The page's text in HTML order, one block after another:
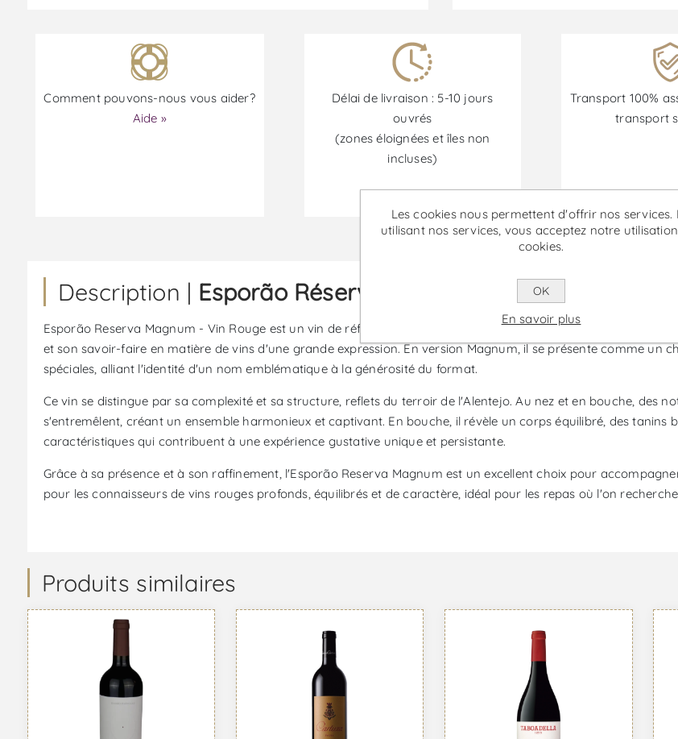
Comment pouvons-nous vous aider?
Aide »
Délai de livraison : 5-10 jours
ouvrés
(zones éloignées et îles non
incluses)
Transport 100%
transport
Les promotions sont disponibles du 30/06/2026 au 30/
Description | Esporão Réserve Magnum - Vin Rouge
Esporão Reserva Magnum - Vin Rouge est un vin de référence du domaine Herdade do Esporão, produit
et son savoir-faire en matière de vins d'une grande expression. En version Magnum, il se présente comme un
spéciales, alliant l'identité d'un nom emblématique à la générosité du format.
Ce vin se distingue par sa complexité et sa structure, reflets du terroir de l'Alentejo. Au nez et en bouche, des
s'entremêlent, créant un ensemble harmonieux et captivant. En bouche, il révèle un corps équilibré, des tanins
caractéristiques qui contribuent à une expérience gustative unique et persistante.
Grâce à sa présence et à son raffinement, l'Esporão Reserva Magnum est un excellent choix pour
pour les connaisseurs de vins rouges profonds, équilibrés et de caractère, idéal pour les repas où l'on
Produits similaires
Les cookies nous permettent d'offrir nos services.
utilisant nos services, vous acceptez notre
cookies.
OK
En savoir plus